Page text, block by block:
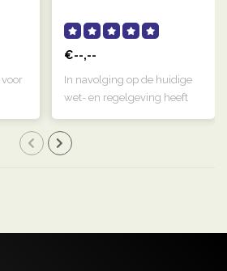
€--,--
In navolging op de huidige
wet- en regelgeving heeft